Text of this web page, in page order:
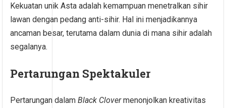
Kekuatan unik Asta adalah kemampuan menetralkan sihir
lawan dengan pedang anti-sihir. Hal ini menjadikannya
ancaman besar, terutama dalam dunia di mana sihir adalah
segalanya.
Pertarungan Spektakuler
Pertarungan dalamBlack Clovermenonjolkan kreativitas